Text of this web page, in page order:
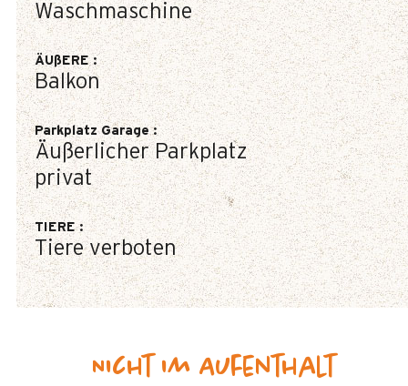
Waschmaschine
ÄUßERE:
Balkon
Parkplatz Garage:
Äußerlicher Parkplatz
privat
TIERE:
Tiere verboten
Nicht im Aufenthalt